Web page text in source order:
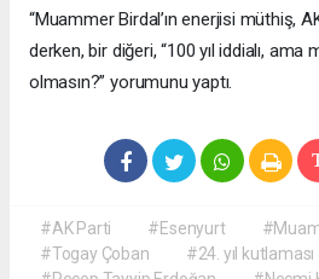
“Muammer Birdal’ın enerjisi müthiş,
derken, bir diğeri, “100 yıl iddialı,
olmasın?” yorumunu yaptı.
#AK Parti #Esenyurt
#Togay Çoban
#24. yıl kutlaması